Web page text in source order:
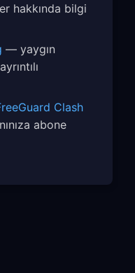
hakkında bilgi
— yaygın
Clash
abone